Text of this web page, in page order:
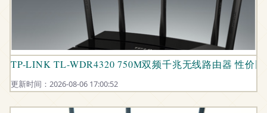
TP-LINK TL-WDR4320 750M双频千兆无线路由器 性价
更新时间：2026-08-06 17:00:52